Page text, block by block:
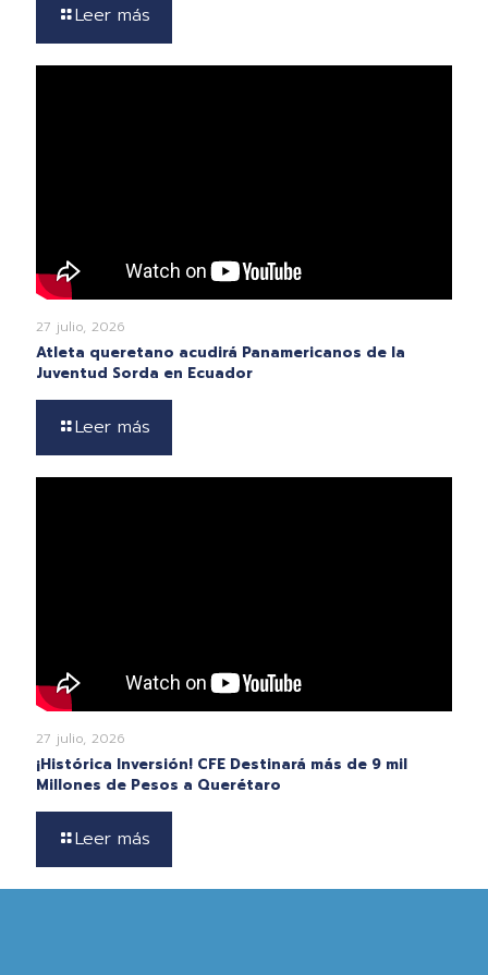
Leer más
27 julio, 2026
Atleta queretano acudirá Panamericanos de la
Juventud Sorda en Ecuador
Leer más
27 julio, 2026
¡Histórica Inversión! CFE Destinará más de 9 mil
Millones de Pesos a Querétaro
Leer más